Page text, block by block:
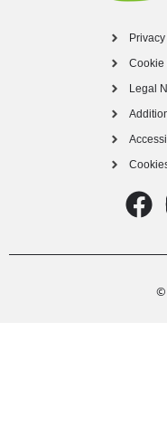
Cookie
Legal
©